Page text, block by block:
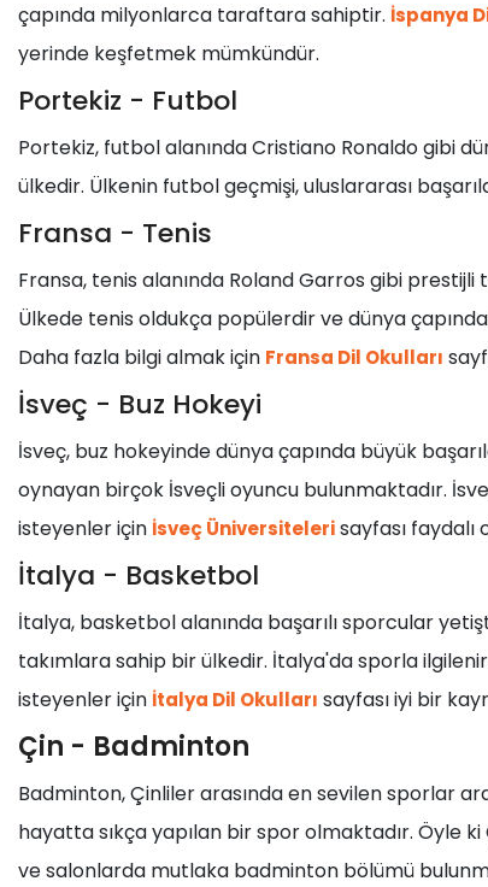
çapında milyonlarca taraftara sahiptir. İspanya
yerinde keşfetmek mümkündür.
Portekiz - Futbol
Portekiz, futbol alanında Cristiano Ronaldo gibi
ülkedir. Ülkenin futbol geçmişi, uluslararası
Fransa - Tenis
Fransa, tenis alanında Roland Garros gibi
Ülkede tenis oldukça popülerdir ve dünya
Daha fazla bilgi almak için Fransa Dil Okulları
İsveç - Buz Hokeyi
İsveç, buz hokeyinde dünya çapında büyük
oynayan birçok İsveçli oyuncu bulunmaktadır.
isteyenler için İsveç Üniversitelerisayfası faydalı
İtalya - Basketbol
İtalya, basketbol alanında başarılı sporcular
takımlara sahip bir ülkedir. İtalya'da sporla
isteyenler için İtalya Dil Okulları sayfası iyi bir
Çin - Badminton
Badminton, Çinliler arasında en sevilen sporlar
hayatta sıkça yapılan bir spor olmaktadır. Öyle
ve salonlarda mutlaka badminton bölümü